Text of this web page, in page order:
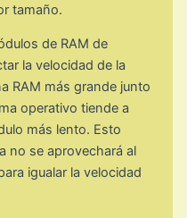
tamaño.
de RAM de
la velocidad de la
RAM más grande junto
operativo tiende a
más lento. Esto
no se aprovechará al
igualar la velocidad